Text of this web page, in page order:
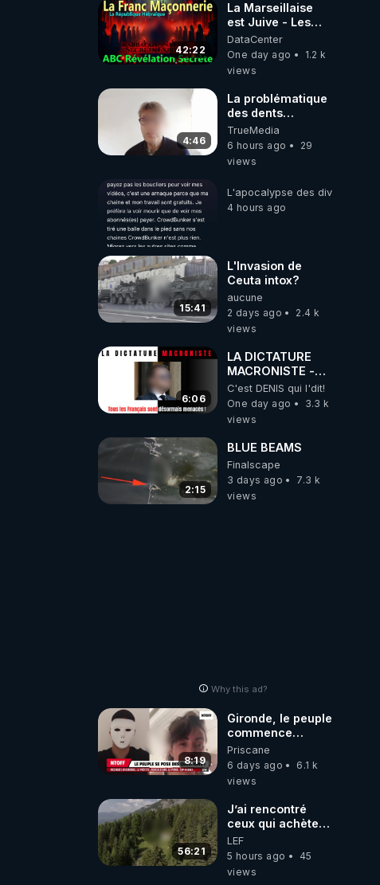
42:22
La Marseillaise
est Juive - Les
Reseaux - Gallia
et la France -
Symbolisme
DataCenter
One day ago
1.2 k
views
4:46
La problématique
des dents
dévitalisées et
des implants
TrueMedia
6 hours ago
29
views
L'apocalypse des divulgations
4 hours ago
15:41
L'Invasion de
Ceuta intox?
aucune
2 days ago
2.4 k
views
6:06
LA DICTATURE
MACRONISTE -
Tous les Français
sont désormais
menacés !
C'est DENIS qui l'dit!
One day ago
3.3 k
views
2:15
BLUE BEAMS
Finalscape
3 days ago
7.3 k
views
Why this ad?
8:19
Gironde, le peuple
commence
vraiment à se
poser des
questions !
nous cache...
Priscane
6 days ago
6.1 k
views
56:21
J’ai rencontré
ceux qui achètent
des bunkers pour
survivre à la fin
du monde
LEF
5 hours ago
45
views